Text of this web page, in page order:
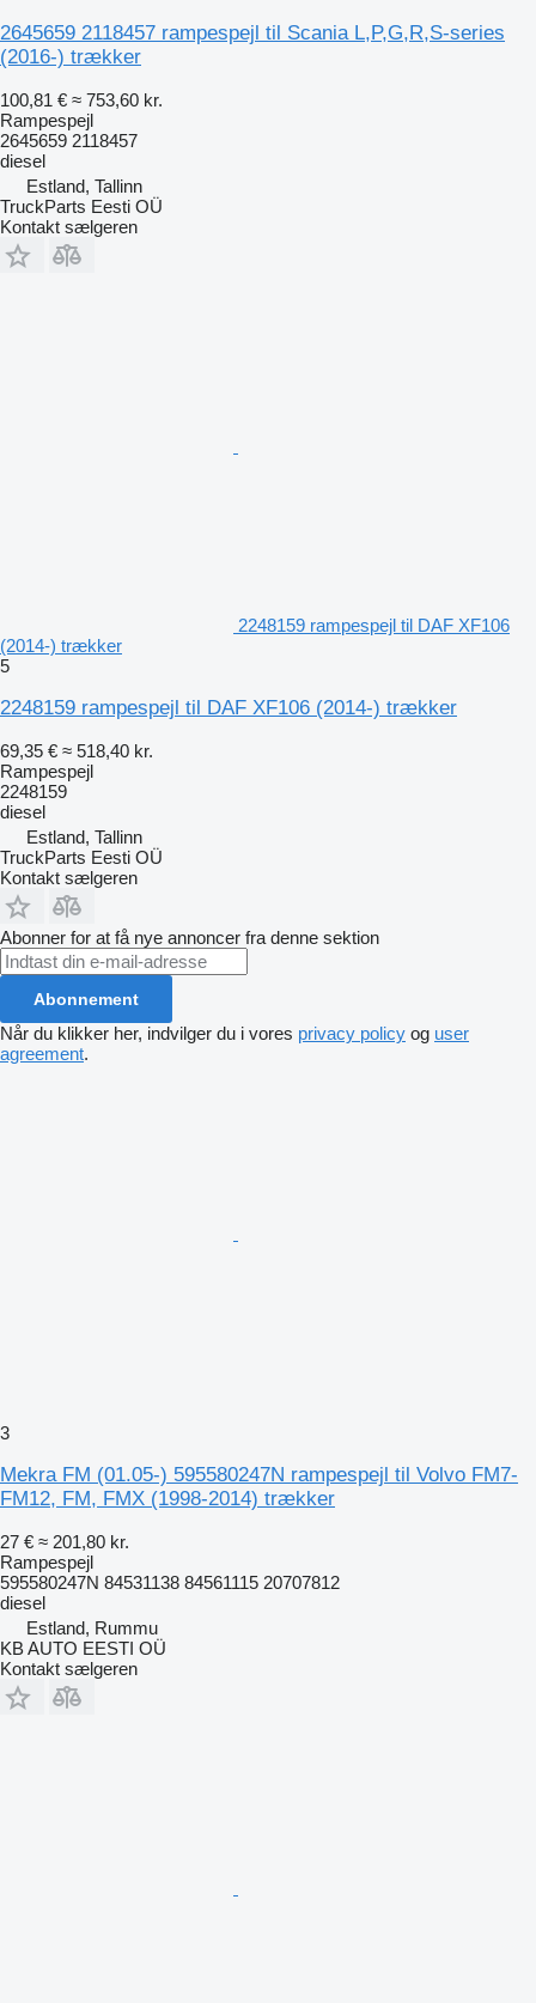
2645659 2118457 rampespejl til Scania L,P,G,R,S-series
(2016-) trækker
100,81 € ≈ 753,60 kr.
Rampespejl
2645659 2118457
diesel
Estland, Tallinn
TruckParts Eesti OÜ
Kontakt sælgeren
2248159 rampespejl til DAF XF106
(2014-) trækker
5
2248159 rampespejl til DAF XF106 (2014-) trækker
69,35 € ≈ 518,40 kr.
Rampespejl
2248159
diesel
Estland, Tallinn
TruckParts Eesti OÜ
Kontakt sælgeren
Abonner for at få nye annoncer fra denne sektion
Abonnement
Når du klikker her, indvilger du i vores privacy policy og user
agreement.
3
Mekra FM (01.05-) 595580247N rampespejl til Volvo FM7-
FM12, FM, FMX (1998-2014) trækker
27 € ≈ 201,80 kr.
Rampespejl
595580247N 84531138 84561115 20707812
diesel
Estland, Rummu
KB AUTO EESTI OÜ
Kontakt sælgeren